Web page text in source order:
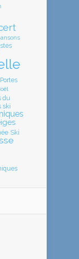
du
ski
Ski